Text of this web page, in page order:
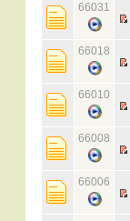
66031
66018
66010
66008
66006